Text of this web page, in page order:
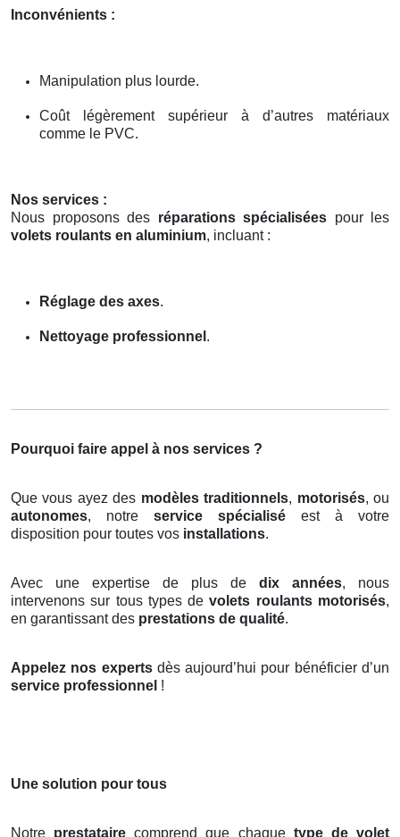
Inconvénients :
Manipulation plus lourde.
Coût légèrement supérieur à d’autres matériaux
comme le PVC.
Nos services :
Nous proposons des réparations spécialisées pour les
volets roulants en aluminium, incluant :
Réglage des axes.
Nettoyage professionnel .
Pourquoi faire appel à nos services ?
Que vous ayez des modèles traditionnels, motorisés, ou
autonomes, notre service spécialisé est à votre
disposition pour toutes vos installations.
Avec une expertise de plus de dix années, nous
intervenons sur tous types devolets roulants motorisés,
en garantissant des prestations de qualité.
Appelez nos expertsdès aujourd’hui pour bénéficier d’un
service professionnel !
Une solution pour tous
Notre prestataire comprend que chaque type de volet